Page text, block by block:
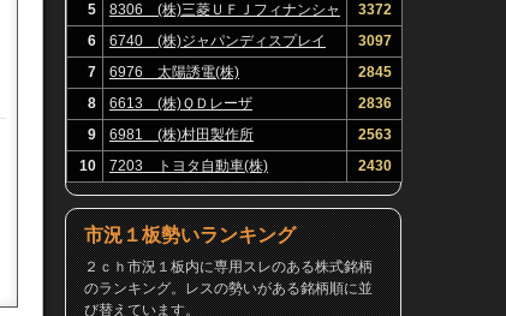
5
8306 (株)三菱ＵＦＪフィナンシャ
ル・グループ
3372
6
6740 (株)ジャパンディスプレイ
3097
7
6976 太陽誘電(株)
2845
8
6613 (株)ＱＤレーザ
2836
9
6981 (株)村田製作所
2563
10
7203 トヨタ自動車(株) 2430
市況１板勢いランキング
２ｃｈ市況１板内に専用スレのある株式銘柄
のランキング。レスの勢いがある銘柄順に並
び替えています。